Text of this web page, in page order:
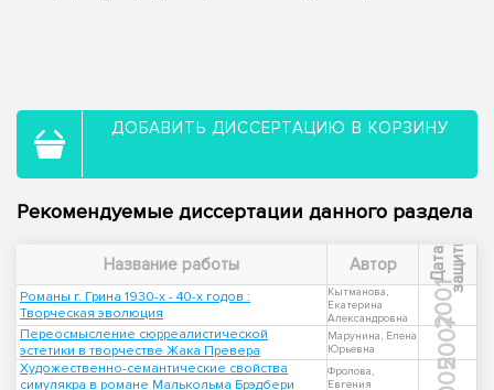
ДОБАВИТЬ ДИССЕРТАЦИЮ В КОРЗИНУ
Рекомендуемые диссертации данного раздела
Название работы Автор Д
а
т
а
з
а
щ
и
ты
Романы г. Грина 1930-х - 40-х годов :
Творческая эволюция
Кытманова,
Екатерина
Александровна
2001
Переосмысление сюрреалистической
эстетики в творчестве Жака Превера
Марунина, Елена
Юрьевна
2007
Художественно-семантические свойства
симулякра в романе Малькольма Брэдбери
Фролова,
Евгения